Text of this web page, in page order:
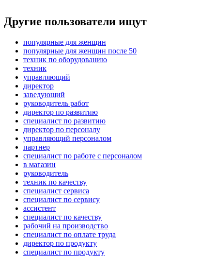
Другие пользователи ищут
популярные для женщин
популярные для женщин после 50
техник по оборудованию
техник
управляющий
директор
заведующий
руководитель работ
директор по развитию
специалист по развитию
директор по персоналу
управляющий персоналом
партнер
специалист по работе с персоналом
в магазин
руководитель
техник по качеству
специалист сервиса
специалист по сервису
ассистент
специалист по качеству
рабочий на производство
специалист по оплате труда
директор по продукту
специалист по продукту